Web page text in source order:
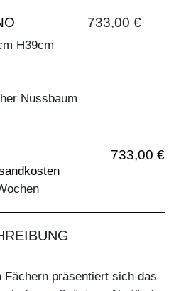
733,00 €
H39cm
Nussbaum
733,00 €
Fächern präsentiert sich das